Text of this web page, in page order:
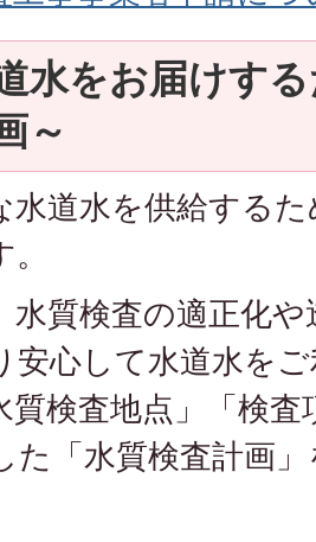
水をお届けす
～
水道水を供給する
水質検査の適正化
安心して水道水を
質検査地点」「検
た「水質検査計画